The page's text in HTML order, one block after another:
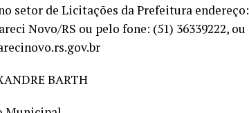
setor de Licitações da Prefeitura endereço:
Novo/RS ou pelo fone: (51) 36339222, ou
BARTH